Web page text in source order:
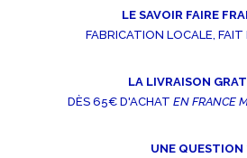
LE SAVOIR FAIRE
FABRICATION LOCALE, FAIT
LA LIVRAISON
DÈS 65€ D'ACHATEN FRANCE
UNE QUESTION